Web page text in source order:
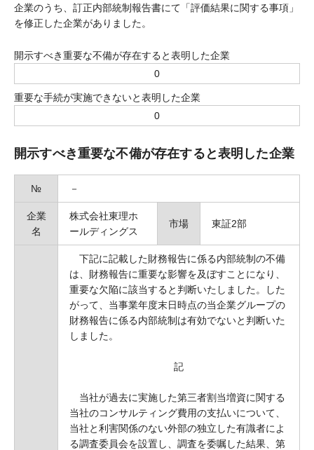
企業のうち、訂正内部統制報告書にて「評価結果に関する事項」
を修正した企業がありました。
開示すべき重要な不備が存在すると表明した企業
0
重要な手続が実施できないと表明した企業
0
開示すべき重要な不備が存在すると表明した企業
№ －
企業
名
株式会社東理ホ
ールディングス
市場 東証2部
下記に記載した財務報告に係る内部統制の不備
は、財務報告に重要な影響を及ぼすことになり、
重要な欠陥に該当すると判断いたしました。した
がって、当事業年度末日時点の当企業グループの
財務報告に係る内部統制は有効でないと判断いた
しました。
記
当社が過去に実施した第三者割当増資に関する
当社のコンサルティング費用の支払いについて、
当社と利害関係のない外部の独立した有識者によ
る調査委員会を設置し、調査を委嘱した結果、第